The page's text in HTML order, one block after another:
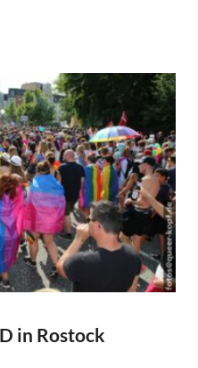
in Rostock